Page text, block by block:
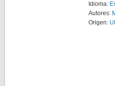
Idioma:
Autores:
Origen: